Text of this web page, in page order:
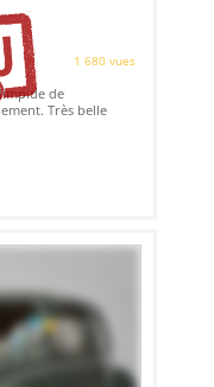
1 680 vues
de
Très belle